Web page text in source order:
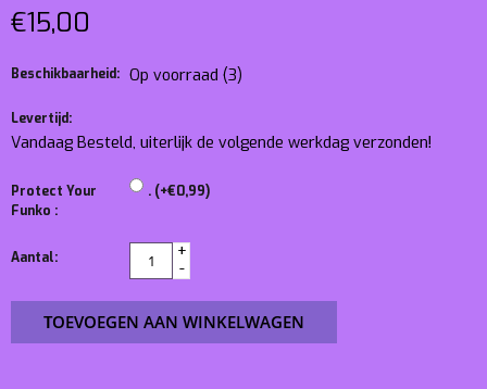
€15,00
Beschikbaarheid: Op voorraad (3)
Levertijd:
Vandaag Besteld, uiterlijk de volgende werkdag verzonden!
Protect Your
Funko :
. (+€0,99)
Aantal:
+
-
TOEVOEGEN AAN WINKELWAGEN